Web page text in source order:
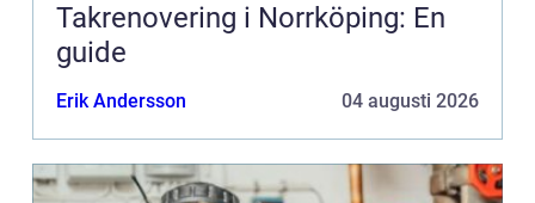
Takrenovering i Norrköping: En
guide
Erik Andersson 04 augusti 2026